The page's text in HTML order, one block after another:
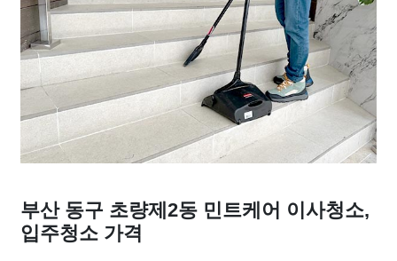
부산 동구 초량제2동 민트케어 이사청소,
입주청소 가격